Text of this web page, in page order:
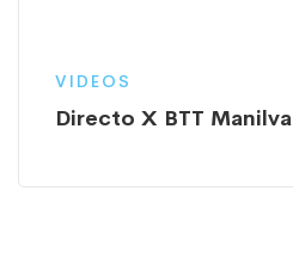
VIDEOS
Directo X BTT Manilva